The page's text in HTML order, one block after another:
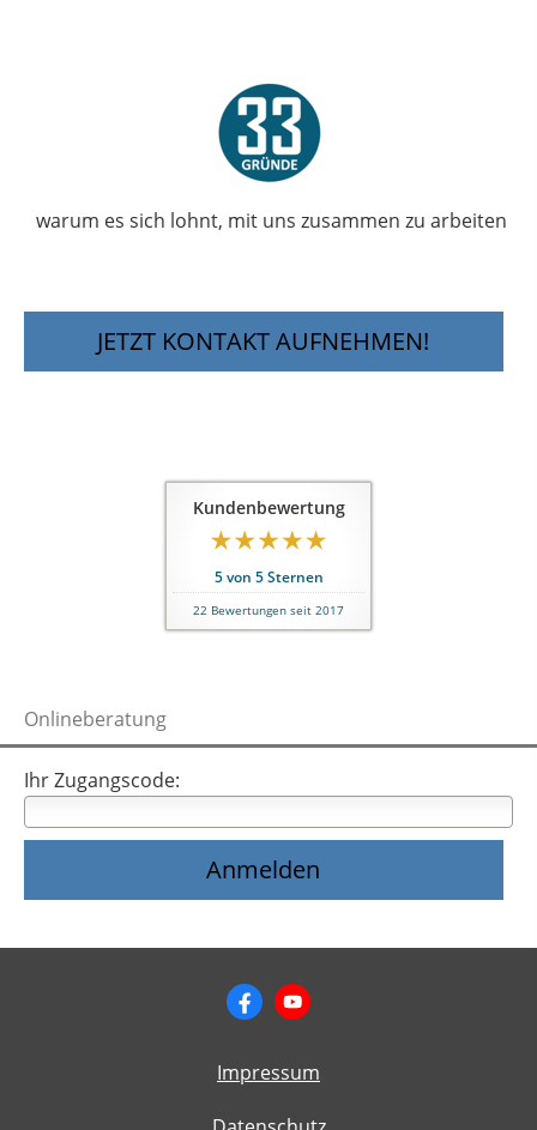
warum es sich lohnt, mit uns zusammen zu arbeiten
JETZT KONTAKT AUFNEHMEN!
Kundenbewertung
5von 5Sternen
22 Bewertungen seit 2017
Onlineberatung
Ihr Zugangscode:
Impressum